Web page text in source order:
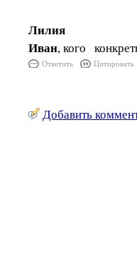
Лилия
Иван, кого
Ответить Цитировать
Добавить